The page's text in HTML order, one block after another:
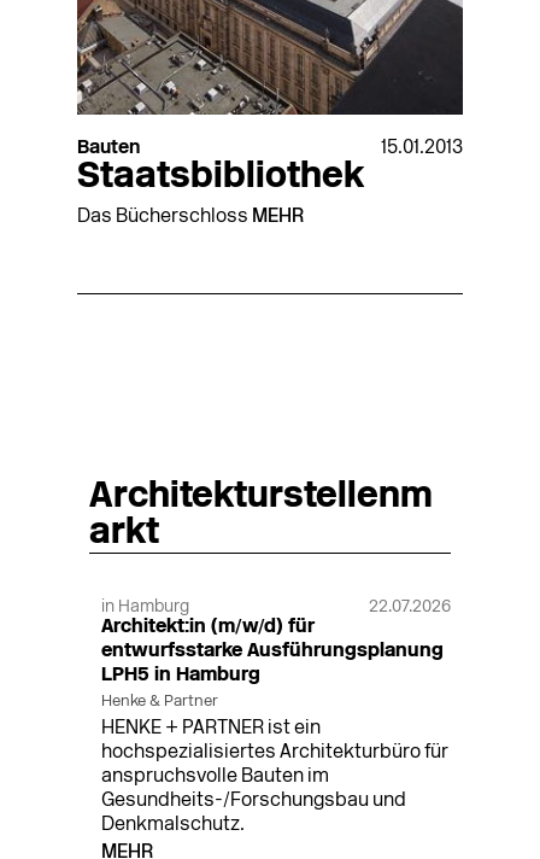
Bauten 15.01.2013
Staatsbibliothek
Das Bücherschloss MEHR
Architekturstellenm
arkt
in Hamburg 22.07.2026
Architekt:in (m/w/d) für
entwurfsstarke Ausführungsplanung
LPH5 in Hamburg
Henke & Partner
HENKE + PARTNER ist ein
hochspezialisiertes Architekturbüro für
anspruchsvolle Bauten im
Gesundheits-/Forschungsbau und
Denkmalschutz.
MEHR